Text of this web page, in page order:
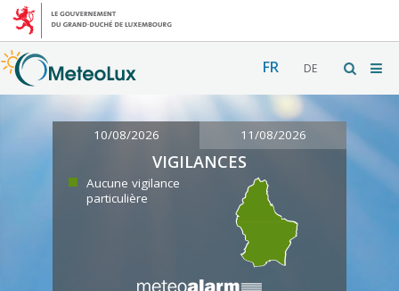
FR DE
10/08/2026 11/08/2026
VIGILANCES
Aucune vigilance
particulière